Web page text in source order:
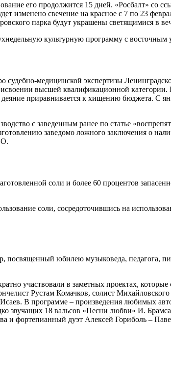
его продолжится 15 дней. «Росбалт» со
изменено свечение на красное с 7 по 23
парка будут украшены светящимися в
культурную программу с восточным
медицинской экспертизы
высшей квалификационной
приравнивается к хищению бюджета. С
с заведенным ранее по статье
заведомо ложного заключения о
соли и более 60 процентов
соли, сосредоточившись на
посвященный юбилею музыковеда, педагога,
участвовали в заметных проектах,
Рустам Комачков, солист
В программе – произведения любимых
звучащих 18 вальсов «Песни любви» И.
и фортепианный дуэт Алексей Гориболь –